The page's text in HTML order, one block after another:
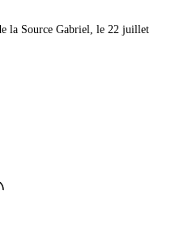
la Source Gabriel, le 22 juillet